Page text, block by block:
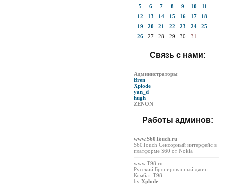
5
6 7 8 9 10
11
12
13 14 15 16 17
18
19
20 21 22 23 24
25
26
27 28 29 30 31
Связь с нами:
Администраторы
Bren
Xplode
yan_d
hugh
ZENON
Работы админов:
www.S60Touch.ru
S60Touch Сенсорный интерфейс в
платформе S60 от Nokia
www.T98.ru
Русский Бронированный джип -
Комбат Т98
by Xplode